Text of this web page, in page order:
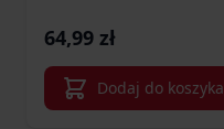
64,99 zł
Dodaj do koszyka